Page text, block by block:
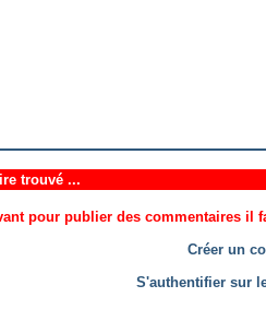
trouvé ...
pour publier des commentaires il
Créer un
S'authentifier sur